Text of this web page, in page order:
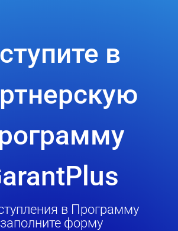
в
в Программу
заполните форму